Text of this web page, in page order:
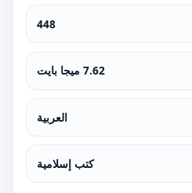
448
7.62 ميجا بايت
العربية
كتب إسلامية